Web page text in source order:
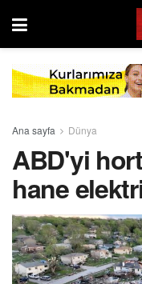
Ana sayfa Dünya
ABD'yi
hane